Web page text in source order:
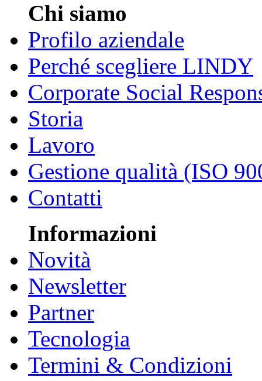
Chi siamo
Profilo aziendale
Perché scegliere LINDY
Corporate Social
Storia
Lavoro
Gestione qualità (ISO
Contatti
Informazioni
Novità
Newsletter
Partner
Tecnologia
Termini & Condizioni